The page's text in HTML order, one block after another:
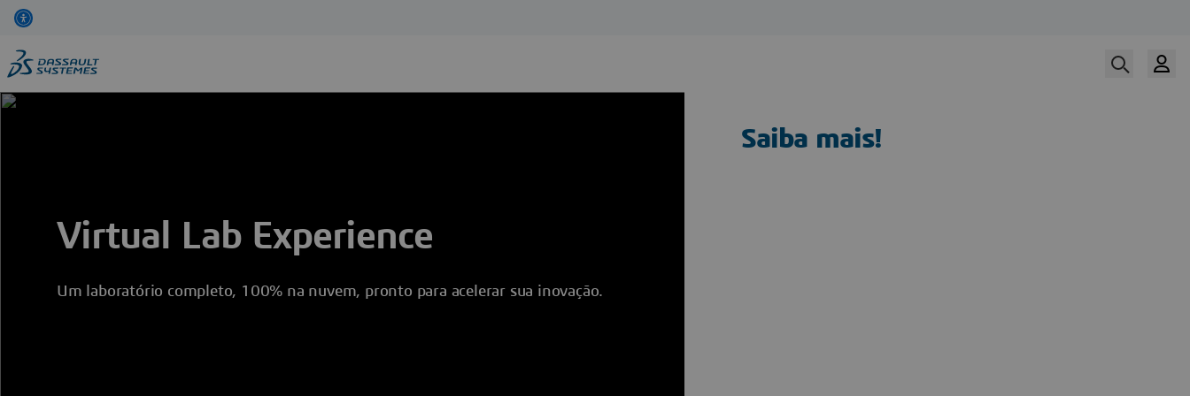
Pular
para
conteúdo
principal
Virtual Lab Experience
Um laboratório completo, 100% na nuvem, pronto para acelerar sua inovação.
Saiba mais!